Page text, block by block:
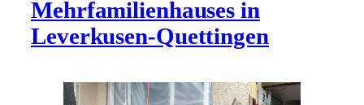
Mehrfamilienhauses in
Leverkusen-Quettingen